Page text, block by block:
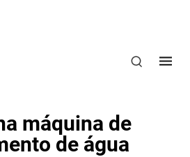
máquina de
de água